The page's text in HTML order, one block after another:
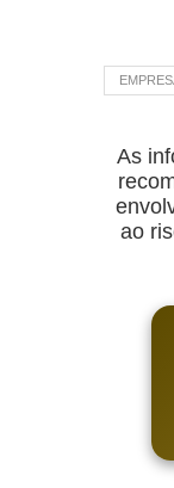
As
ao